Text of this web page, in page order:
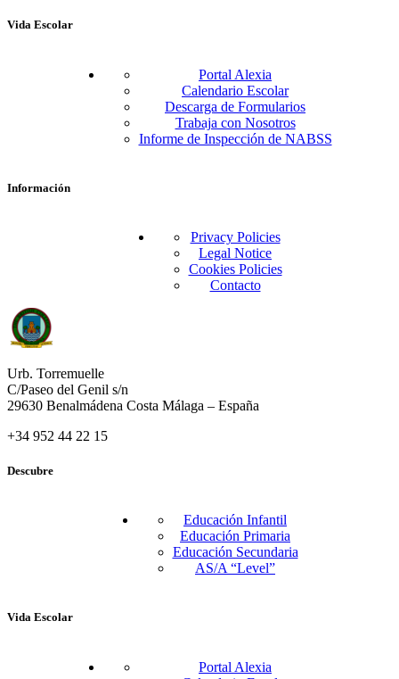
Vida Escolar
Portal Alexia
Calendario Escolar
Descarga de Formularios
Trabaja con Nosotros
Informe de Inspección de NABSS
Información
Privacy Policies
Legal Notice
Cookies Policies
Contacto
Urb. Torremuelle
C/Paseo del Genil s/n
29630 Benalmádena Costa Málaga – España
+34 952 44 22 15
Descubre
Educación Infantil
Educación Primaria
Educación Secundaria
AS/A “Level”
Vida Escolar
Portal Alexia